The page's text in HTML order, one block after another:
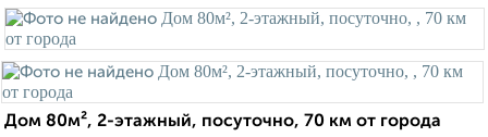
Дом 80м², 2-этажный, посуточно, 70 км от города